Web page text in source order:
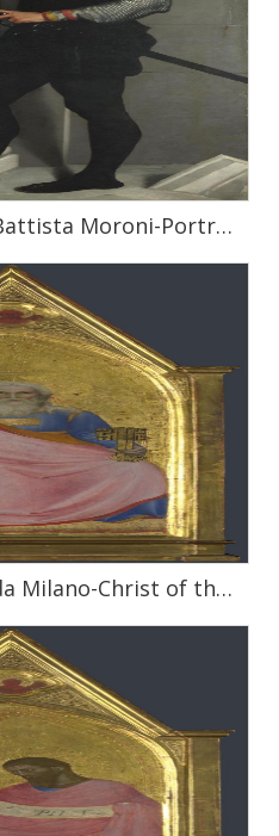
大英博物馆-Giovanni Battista Moroni-Portrait of a Gentleman
大英博物馆-Giovanni da Milano-Christ of the Apocalypse-Central Pinnacle Panel